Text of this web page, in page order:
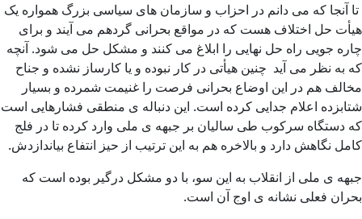
تا آنجا که می دانم در احزاب و سازمان های سیاسی بزرگ همواره یک
هیأت حل اختلاف هست که در مواقع بحرانی گردهم می آیند و برای
چاره جویی راه حل نهایی را ابلاغ می کنند و مشکل حل می شود. آنچه
که به نظر می آید چنین هیأتی در کار نبوده و یا کارساز نشده و جناح
مخالف هم در این اوضاع بحرانی فرصت را غنیمت شمرده و بسیار
شتابزده اعلام جدایی کرده است. این دنباله ی منطقی فشارهایی است
که دستگاه سرکوب طی سالیان بر جبهه ی ملی وارد کرده تا در فلج
کامل نگاهش دارد و بالاخره هم به این ترتیب از حیز انتفاع بیاندازدش.
جبهه ی ملی از انقلاب به این سو، با دو مشکل درگیر بوده است که
بحران فعلی نشانه ی اوج آن است.